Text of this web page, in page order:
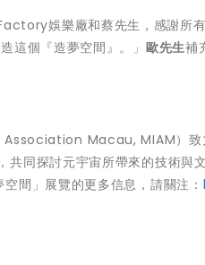
娛樂廠和蔡先生，感謝所
這個『造夢空間』。」 歐先生補
Macau, MIAM）致
同探討元宇宙所帶來的技術與
間」展覽的更多信息，請關注：